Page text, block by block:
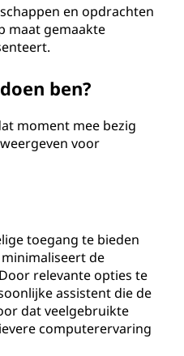
en opdrachten
maat gemaakte
ben?
moment mee bezig
voor
toegang te bieden
de
relevante opties te
assistent die de
dat veelgebruikte
computerervaring